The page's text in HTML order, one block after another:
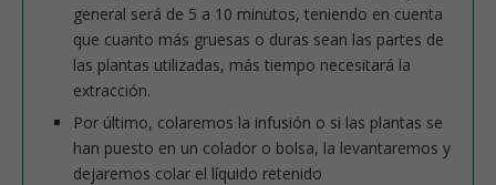
general será de 5 a 10 minutos, teniendo en cuenta
que cuanto más gruesas o duras sean las partes de
las plantas utilizadas, más tiempo necesitará la
extracción.
Por último, colaremos la infusión o si las plantas se
han puesto en un colador o bolsa, la levantaremos y
dejaremos colar el líquido retenido